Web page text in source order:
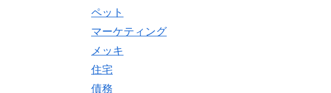
ペット
マーケティング
メッキ
住宅
債務